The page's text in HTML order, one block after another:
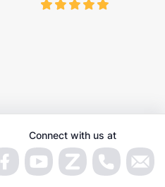
419,000 vnđ
Connect with us at